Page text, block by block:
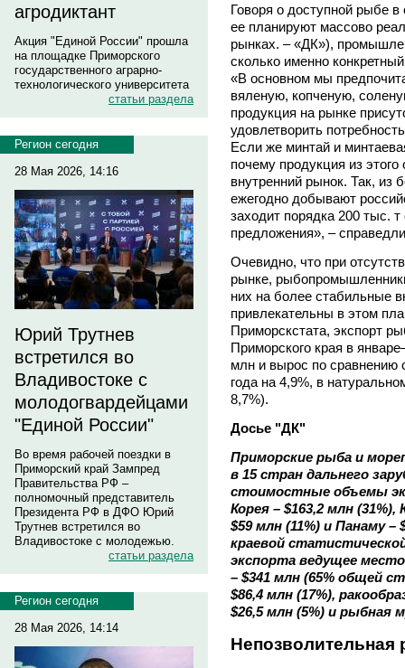
агродиктант
Акция "Единой России" прошла
на площадке Приморского
государственного аграрно-
технологического университета
статьи раздела
Регион сегодня
28 Мая 2026, 14:16
Юрий Трутнев
встретился во
Владивостоке с
молодогвардейцами
"Единой России"
Во время рабочей поездки в
Приморский край Зампред
Правительства РФ –
полномочный представитель
Президента РФ в ДФО Юрий
Трутнев встретился во
Владивостоке с молодежью.
статьи раздела
Регион сегодня
28 Мая 2026, 14:14
Говоря о доступной рыбе
ее планируют массово
рынках. – «ДК»),
сколько именно
«В основном мы
вяленую, копченую,
продукция на рынке
удовлетворить
Если же минтай и
почему продукция из
внутренний рынок. Так, из
ежегодно добывают
заходит порядка 200 тыс.
предложения», –
Очевидно, что при
рынке,
них на более стабильные
привлекательны в этом
Приморскстата, экспорт
Приморского края в
млн и вырос по сравнению
года на 4,9%, в
8,7%).
Досье "ДК"
Приморские рыба и
в 15 стран дальнего
стоимостные объемы
Корея – $163,2 млн
$59 млн (11%) и Панаму
краевой
экспорта ведущее
– $341 млн (65% общей
$86,4 млн (17%),
$26,5 млн (5%) и рыбная
Непозволительная